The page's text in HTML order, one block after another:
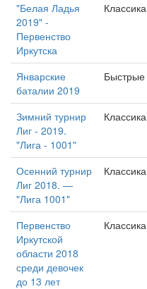
"Белая Ладья
2019" -
Первенство
Иркутска
Классика
Январские
баталии 2019
Быстрые
Зимний турнир
Лиг - 2019.
"Лига - 1001"
Классика
Осенний турнир
Лиг 2018. —
"Лига 1001"
Классика
Первенство
Иркутской
области 2018
среди девочек
до 13 лет
Классика